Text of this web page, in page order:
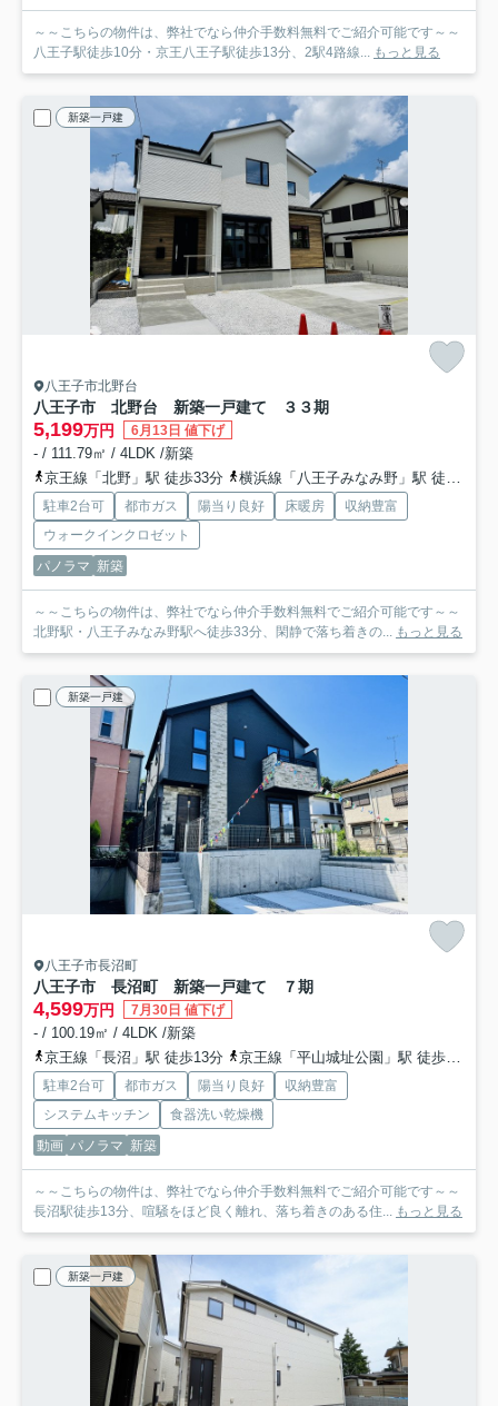
～～こちらの物件は、弊社でなら仲介手数料無料でご紹介可能です～～
八王子駅徒歩10分・京王八王子駅徒歩13分、2駅4路線...
もっと見る
新築一戸建
八王子市北野台
八王子市 北野台 新築一戸建て ３３期
5,199万円 6月13日 値下げ
- / 111.79㎡ / 4LDK /新築
京王線「北野」駅 徒歩33分
横浜線「八王子みなみ野」駅 徒歩33分
駐車2台可 都市ガス 陽当り良好 床暖房
収納豊富
ウォークインクロゼット
パノラマ 新築
～～こちらの物件は、弊社でなら仲介手数料無料でご紹介可能です～～
北野駅・八王子みなみ野駅へ徒歩33分、閑静で落ち着きの...
もっと見る
新築一戸建
八王子市長沼町
八王子市 長沼町 新築一戸建て ７期
4,599万円 7月30日 値下げ
- / 100.19㎡ / 4LDK /新築
京王線「長沼」駅 徒歩13分
京王線「平山城址公園」駅 徒歩18分
駐車2台可 都市ガス 陽当り良好
収納豊富
システムキッチン
食器洗い乾燥機
動画 パノラマ 新築
～～こちらの物件は、弊社でなら仲介手数料無料でご紹介可能です～～
長沼駅徒歩13分、喧騒をほど良く離れ、落ち着きのある住...
もっと見る
新築一戸建